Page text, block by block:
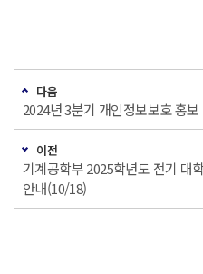
다음
2024년 3분기 개인정보보호 홍보
이전
기계공학부 2025학년도 전기 대
안내(10/18)